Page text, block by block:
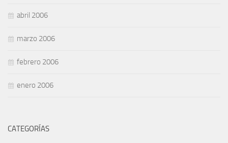
abril 2006
marzo 2006
febrero 2006
enero 2006
CATEGORÍAS